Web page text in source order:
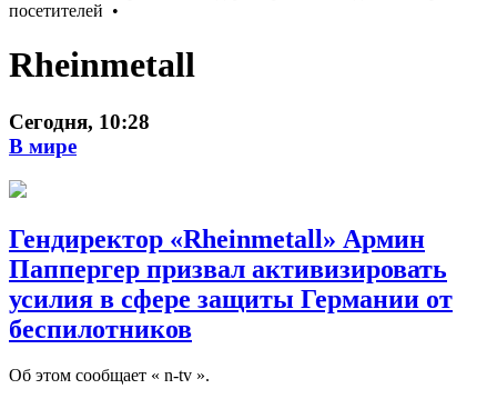
Rheinmetall
Сегодня, 10:28
В мире
Гендиректор «Rheinmetall» Армин
Паппергер призвал активизировать
усилия в сфере защиты Германии от
беспилотников
Об этом сообщает « n-tv ».